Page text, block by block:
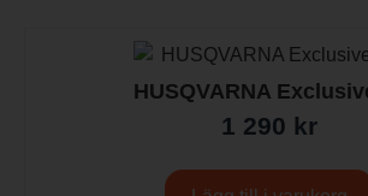
HUSQVARNA
1 290 kr